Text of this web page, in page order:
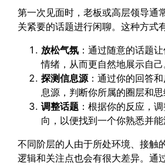
第一次见面时，老板或高层领导通
关紧要的话题进行闲聊。这种方式
放松气氛 ：通过随意的话题
情绪，从而更自然地展示自己
探测信息源：通过你的回答
息源，判断你所属的圈层和思
调整话题 ：根据你的反应，
向，以便找到一个你熟悉并能
不同阶层的人由于所处环境、接触
逻辑和关注点也会有很大差异。通